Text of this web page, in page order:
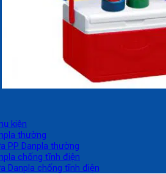
kiện
thường
PP Danpla thường
chống tĩnh điện
Danpla chống tĩnh điện